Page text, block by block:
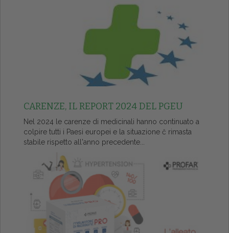
CARENZE, IL REPORT 2024 DEL PGEU
Nel 2024 le carenze di medicinali hanno continuato a
colpire tutti i Paesi europei e la situazione č rimasta
stabile rispetto all'anno precedente...